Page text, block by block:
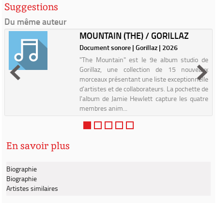
Suggestions
Du même auteur
MOUNTAIN (THE) / GORILLAZ
Document sonore | Gorillaz | 2026
"The Mountain" est le 9e album studio de
Gorillaz, une collection de 15 nouveaux
morceaux présentant une liste exceptionnelle
d'artistes et de collaborateurs. La pochette de
l'album de Jamie Hewlett capture les quatre
membres anim...
En savoir plus
Biographie
Biographie
Artistes similaires